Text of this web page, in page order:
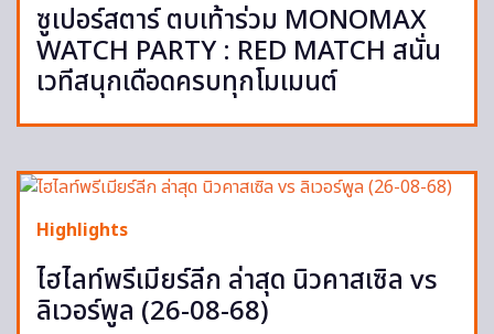
ซูเปอร์สตาร์ ตบเท้าร่วม MONOMAX
WATCH PARTY : RED MATCH สนั่น
เวทีสนุกเดือดครบทุกโมเมนต์
Highlights
ไฮไลท์พรีเมียร์ลีก ล่าสุด นิวคาสเซิล vs
ลิเวอร์พูล (26-08-68)